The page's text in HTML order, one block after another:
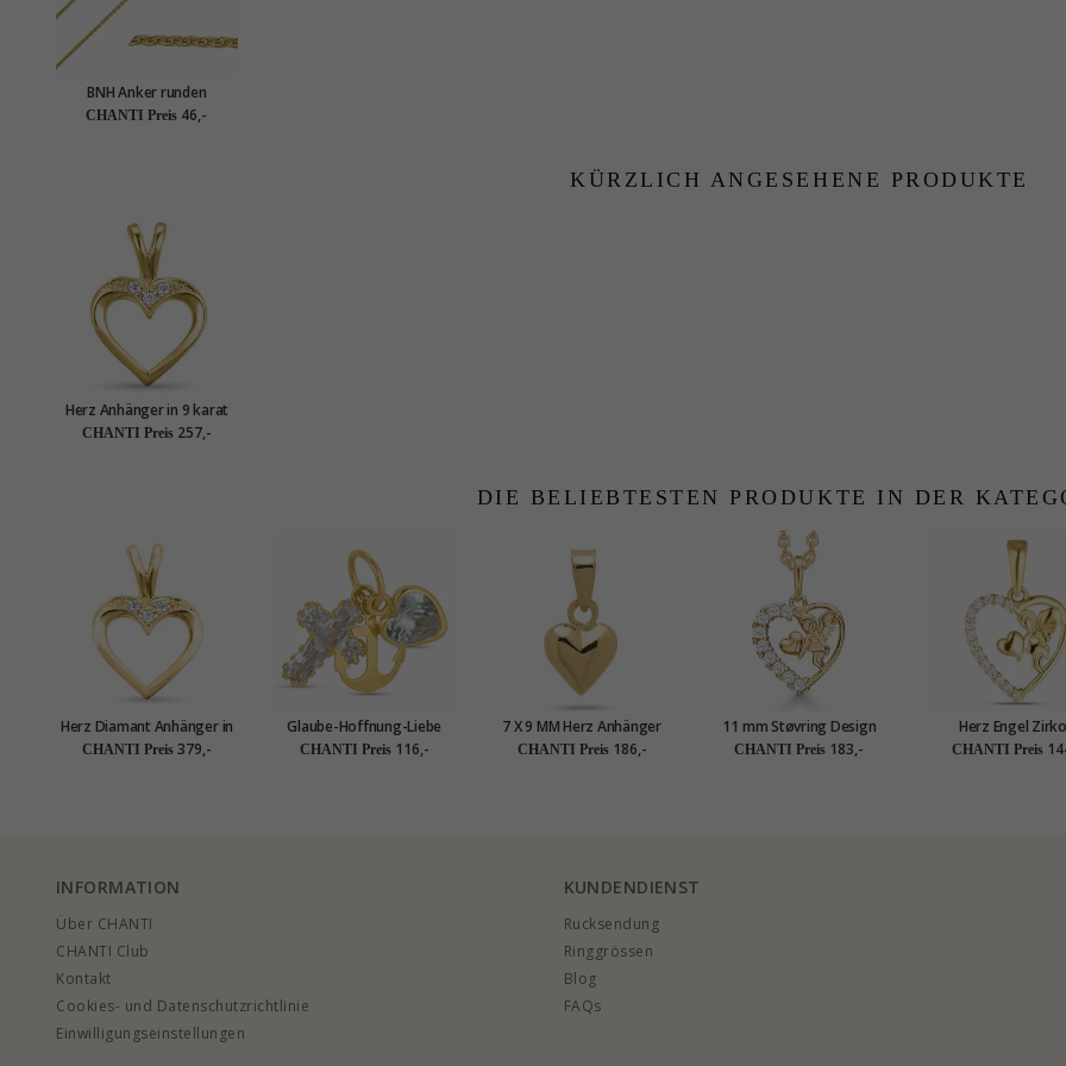
BNH Anker runden
Halskette aus vergoldetem
CHANTI Preis 46,-
KÜRZLICH ANGESEHENE PRODUKTE
Herz Anhänger in 9 karat
Gold 0,02 ct
CHANTI Preis 257,-
DIE BELIEBTESTEN PRODUKTE IN DER
Herz Diamant Anhänger in
14 karat Gold 0,02 ct
CHANTI Preis 379,-
Glaube-Hoffnung-Liebe
Zirkon Anhänger aus 9
CHANTI Preis 116,-
7 X 9 MM Herz Anhänger
aus 14 Karat Gold - Amoré
CHANTI Preis 186,-
11 mm Støvring Design
Herz Zirkon Anhänger in 8
CHANTI Preis 183,-
Herz Engel
Anhänger aus 8
CHANTI Preis
INFORMATION
Über CHANTI
CHANTI Club
Kontakt
Cookies- und Datenschutzrichtlinie
Einwilligungseinstellungen
KUNDENDIENST
Rucksendung
Ringgrössen
Blog
FAQs